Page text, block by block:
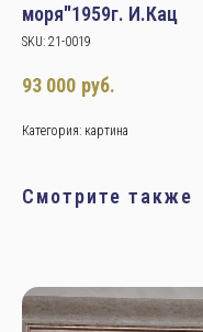
моря"1959г. И.Кац
SKU: 21-0019
93 000 руб.
Категория: картина
Смотрите также